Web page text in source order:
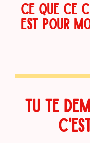
CE QUE CE
EST POUR
TU TE